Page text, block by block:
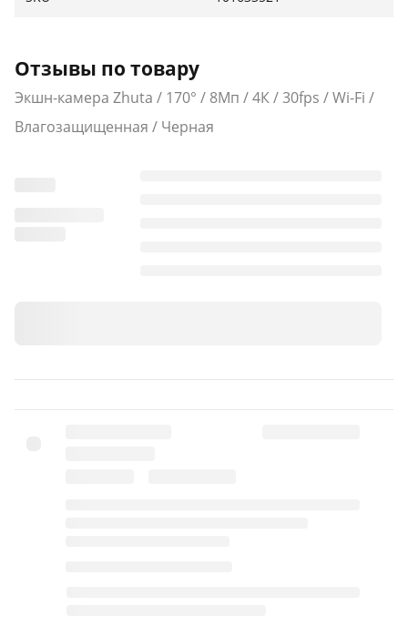
Отзывы по товару
Экшн-камера Zhuta / 170° / 8Мп / 4К / 30fps / Wi-Fi /
Влагозащищенная / Черная